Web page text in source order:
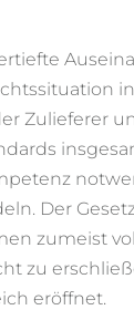
Zulieferer
Der
zumeist
zu
eröffnet.